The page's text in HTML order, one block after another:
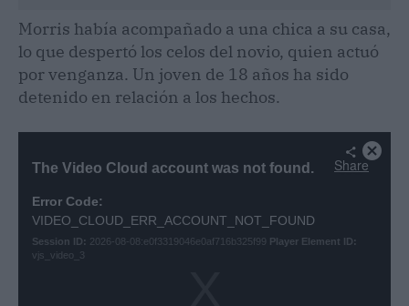
Morris había acompañado a una chica a su casa,
lo que despertó los celos del novio, quien actuó
por venganza. Un joven de 18 años ha sido
detenido en relación a los hechos.